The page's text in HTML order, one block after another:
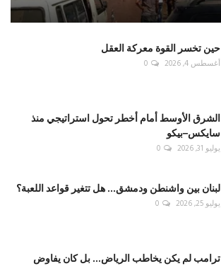
حين تخسر القوة معركة العقل
أغسطس 4, 2026 0
الشرق الأوسط أمام أخطر تحول استراتيجي منذ
سايكس–بيكو
يوليو 31, 2026 0
لبنان بين واشنطن ودمشق... هل تتغير قواعد اللعبة؟
يوليو 25, 2026 0
ترامب لم يكن يخاطب الرياض... بل كان يفاوض